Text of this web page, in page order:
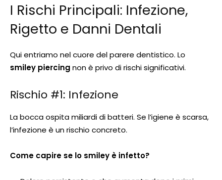
I Rischi Principali: Infezione,
Rigetto e Danni Dentali
Qui entriamo nel cuore del parere dentistico. Lo
smiley piercing non è privo di rischi significativi.
Rischio #1: Infezione
La bocca ospita miliardi di batteri. Se l’igiene è scarsa,
l’infezione è un rischio concreto.
Come capire se lo smiley è infetto?